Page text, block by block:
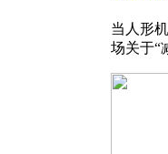
当人形
场关于“